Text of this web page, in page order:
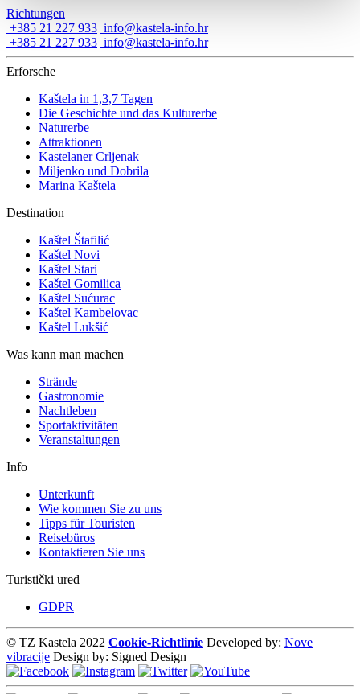
Richtungen
+385 21 227 933 info@kastela-info.hr
+385 21 227 933 info@kastela-info.hr
Erforsche
Kaštela in 1,3,7 Tagen
Die Geschichte und das Kulturerbe
Naturerbe
Attraktionen
Kastelaner Crljenak
Miljenko und Dobrila
Marina Kaštela
Destination
Kaštel Štafilić
Kaštel Novi
Kaštel Stari
Kaštel Gomilica
Kaštel Sućurac
Kaštel Kambelovac
Kaštel Lukšić
Was kann man machen
Strände
Gastronomie
Nachtleben
Sportaktivitäten
Veranstaltungen
Info
Unterkunft
Wie kommen Sie zu uns
Tipps für Touristen
Reisebüros
Kontaktieren Sie uns
Turistički ured
GDPR
© TZ Kastela 2022 Cookie-Richtlinie Developed by: Nove
vibracije Design by: Signed Design